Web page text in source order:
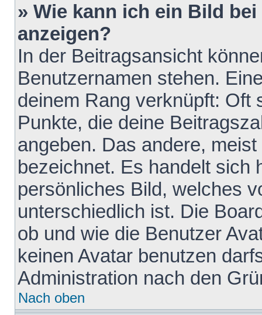
» Wie kann ich ein Bild
anzeigen?
In der Beitragsansicht
Benutzernamen stehen.
deinem Rang verknüpft: Oft
Punkte, die deine
angeben. Das andere,
bezeichnet. Es handelt sich
persönliches Bild, welches
unterschiedlich ist. Die
ob und wie die Benutzer
keinen Avatar benutzen
Administration nach den
Nach oben